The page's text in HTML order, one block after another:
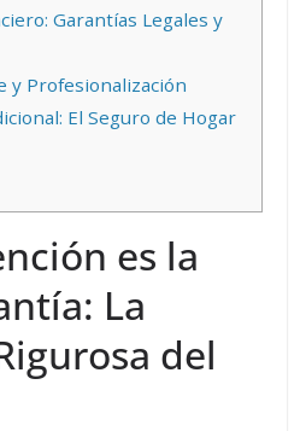
Garantías Legales y
y Profesionalización
El Seguro de Hogar
es la
La
del